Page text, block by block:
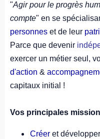
"Agir pour le progrès
compte" en se
personnes et de leur
Parce que devenir
exercer un métier seul,
d'action &
capitaux initial !
Vos principales
Créer et